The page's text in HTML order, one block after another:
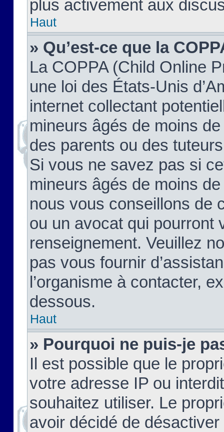
plus activement aux
Haut
» Qu’est-ce que la
La COPPA (Child Online
une loi des États-Unis
internet collectant
mineurs âgés de moins
des parents ou des
Si vous ne savez pas si
mineurs âgés de moins
nous vous conseillons de
ou un avocat qui pourront
renseignement. Veuillez
pas vous fournir
l’organisme à contacter,
dessous.
Haut
» Pourquoi ne puis-je
Il est possible que le
votre adresse IP ou
souhaitez utiliser. Le
avoir décidé de